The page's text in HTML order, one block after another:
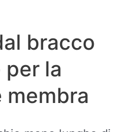
bracco
la